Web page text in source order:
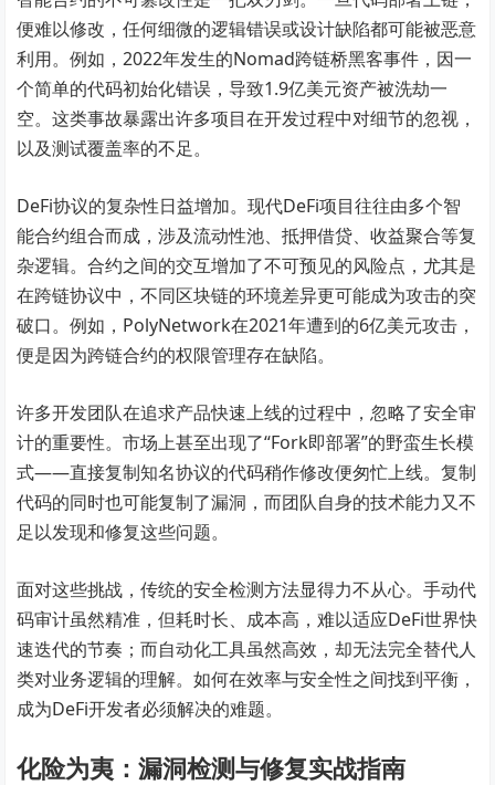
便难以修改，任何细微的逻辑错误或设计缺陷都可能被恶意
利用。例如，2022年发生的Nomad跨链桥黑客事件，因一
个简单的代码初始化错误，导致1.9亿美元资产被洗劫一
空。这类事故暴露出许多项目在开发过程中对细节的忽视，
以及测试覆盖率的不足。
DeFi协议的复杂性日益增加。现代DeFi项目往往由多个智
能合约组合而成，涉及流动性池、抵押借贷、收益聚合等复
杂逻辑。合约之间的交互增加了不可预见的风险点，尤其是
在跨链协议中，不同区块链的环境差异更可能成为攻击的突
破口。例如，PolyNetwork在2021年遭到的6亿美元攻击，
便是因为跨链合约的权限管理存在缺陷。
许多开发团队在追求产品快速上线的过程中，忽略了安全审
计的重要性。市场上甚至出现了“Fork即部署”的野蛮生长模
式——直接复制知名协议的代码稍作修改便匆忙上线。复制
代码的同时也可能复制了漏洞，而团队自身的技术能力又不
足以发现和修复这些问题。
面对这些挑战，传统的安全检测方法显得力不从心。手动代
码审计虽然精准，但耗时长、成本高，难以适应DeFi世界快
速迭代的节奏；而自动化工具虽然高效，却无法完全替代人
类对业务逻辑的理解。如何在效率与安全性之间找到平衡，
成为DeFi开发者必须解决的难题。
化险为夷：漏洞检测与修复实战指南